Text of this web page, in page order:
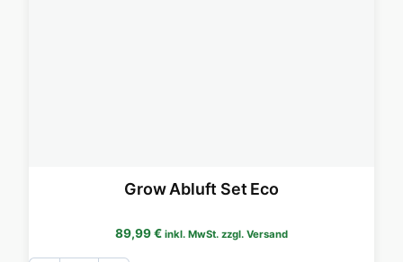
Grow Abluft Set Eco
89,99€ inkl. MwSt. zzgl. Versand